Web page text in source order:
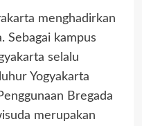
menghadirkan
Sebagai kampus
selalu
Yogyakarta
Bregada
merupakan